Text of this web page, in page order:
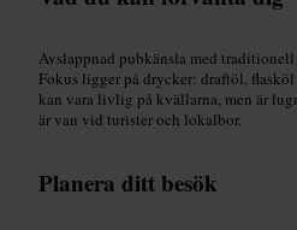
Avslappnad pubkänsla med
Fokus ligger på drycker: draftöl,
kan vara livlig på kvällarna, men är
är van vid turister och lokalbor.
Planera ditt besök